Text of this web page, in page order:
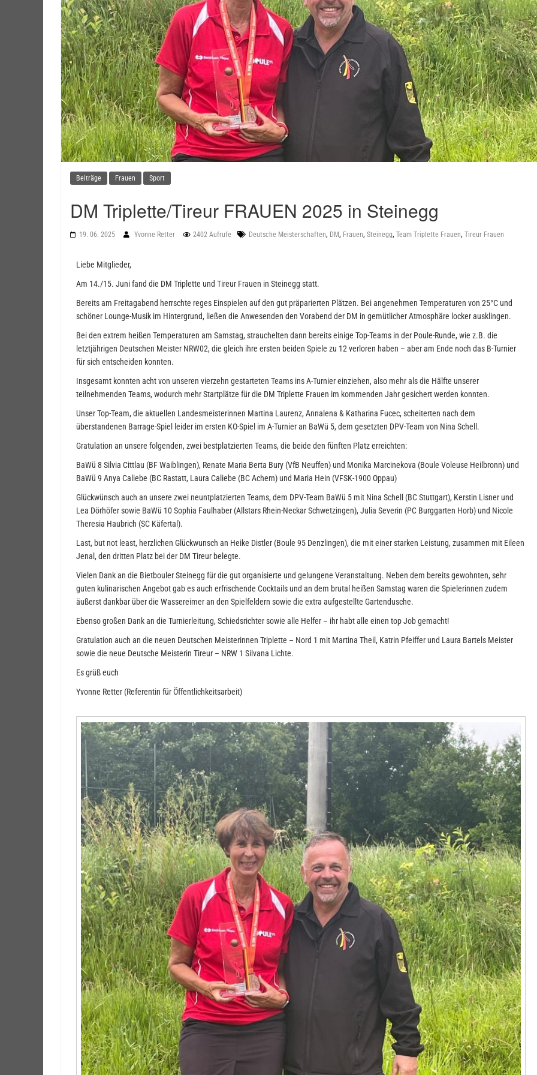
Beiträge Frauen Sport
DM Triplette/Tireur FRAUEN 2025 in Steinegg
19. 06. 2025 Yvonne Retter 2402 Aufrufe Deutsche Meisterschaften, DM, Frauen, Steinegg, Team Triplette Frauen, Tireur Frauen
Liebe Mitglieder,
Am 14./15. Juni fand die DM Triplette und Tireur Frauen in Steinegg statt.
Bereits am Freitagabend herrschte reges Einspielen auf den gut präparierten Plätzen. Bei angenehmen Temperaturen von 25°C und
schöner Lounge-Musik im Hintergrund, ließen die Anwesenden den Vorabend der DM in gemütlicher Atmosphäre locker ausklingen.
Bei den extrem heißen Temperaturen am Samstag, strauchelten dann bereits einige Top-Teams in der Poule-Runde, wie z.B. die
letztjährigen Deutschen Meister NRW02, die gleich ihre ersten beiden Spiele zu 12 verloren haben – aber am Ende noch das B-Turnier
für sich entscheiden konnten.
Insgesamt konnten acht von unseren vierzehn gestarteten Teams ins A-Turnier einziehen, also mehr als die Hälfte unserer
teilnehmenden Teams, wodurch mehr Startplätze für die DM Triplette Frauen im kommenden Jahr gesichert werden konnten.
Unser Top-Team, die aktuellen Landesmeisterinnen Martina Laurenz, Annalena & Katharina Fucec, scheiterten nach dem
überstandenen Barrage-Spiel leider im ersten KO-Spiel im A-Turnier an BaWü 5, dem gesetzten DPV-Team von Nina Schell.
Gratulation an unsere folgenden, zwei bestplatzierten Teams, die beide den fünften Platz erreichten:
BaWü 8 Silvia Cittlau (BF Waiblingen), Renate Maria Berta Bury (VfB Neuffen) und Monika Marcinekova (Boule Voleuse Heilbronn) und
BaWü 9 Anya Caliebe (BC Rastatt, Laura Caliebe (BC Achern) und Maria Hein (VFSK-1900 Oppau)
Glückwünsch auch an unsere zwei neuntplatzierten Teams, dem DPV-Team BaWü 5 mit Nina Schell (BC Stuttgart), Kerstin Lisner und
Lea Dörhöfer sowie BaWü 10 Sophia Faulhaber (Allstars Rhein-Neckar Schwetzingen), Julia Severin (PC Burggarten Horb) und Nicole
Theresia Haubrich (SC Käfertal).
Last, but not least, herzlichen Glückwunsch an Heike Distler (Boule 95 Denzlingen), die mit einer starken Leistung, zusammen mit Eileen
Jenal, den dritten Platz bei der DM Tireur belegte.
Vielen Dank an die Bietbouler Steinegg für die gut organisierte und gelungene Veranstaltung. Neben dem bereits gewohnten, sehr
guten kulinarischen Angebot gab es auch erfrischende Cocktails und an dem brutal heißen Samstag waren die Spielerinnen zudem
äußerst dankbar über die Wassereimer an den Spielfeldern sowie die extra aufgestellte Gartendusche.
Ebenso großen Dank an die Turnierleitung, Schiedsrichter sowie alle Helfer – ihr habt alle einen top Job gemacht!
Gratulation auch an die neuen Deutschen Meisterinnen Triplette – Nord 1 mit Martina Theil, Katrin Pfeiffer und Laura Bartels Meister
sowie die neue Deutsche Meisterin Tireur – NRW 1 Silvana Lichte.
Es grüß euch
Yvonne Retter (Referentin für Öffentlichkeitsarbeit)